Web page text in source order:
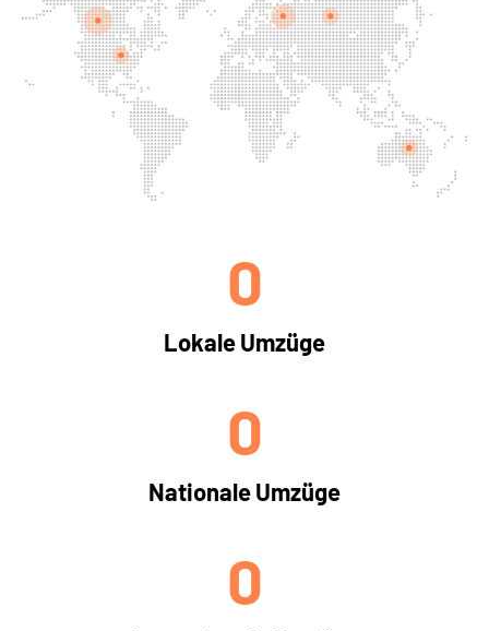
Lokale Umzüge
0
Nationale Umzüge
0
0